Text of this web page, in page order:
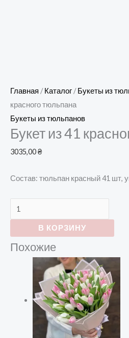
Главная /Каталог /Букеты из
красного тюльпана
Букеты из тюльпанов
Букет из 41
3035,00₴
Состав: тюльпан красный 41 шт,
В КОРЗИНУ
Похожие